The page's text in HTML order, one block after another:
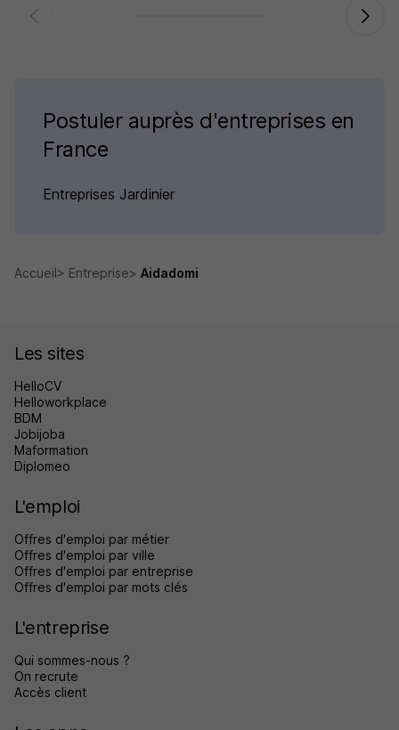
Postuler auprès d'entreprises en
France
Entreprises Jardinier
Accueil Entreprise Aidadomi
Les sites
HelloCV
Helloworkplace
BDM
Jobijoba
Maformation
Diplomeo
L'emploi
Offres d'emploi par métier
Offres d'emploi par ville
Offres d'emploi par entreprise
Offres d'emploi par mots clés
L'entreprise
Qui sommes-nous ?
On recrute
Accès client